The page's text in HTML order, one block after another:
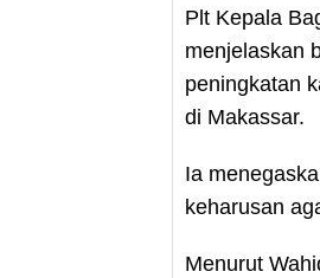
Plt Kepala
menjelaskan
peningkatan
di Makassar.
Ia
keharusan
Menurut